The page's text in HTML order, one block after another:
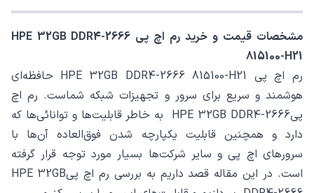
مشخصات قیمت و خرید رم اچ پی HPE 32GB DDR4-2666
815100-H21
رم اچ پی HPE 32GB DDR4-2666 815100-H21 حافظه‌ای
هوشمند و سریع برای سرور و تجهیزات شبکه شماست. رم اچ
پیHPE 32GB DDR4-2666 به خاطر قابلیت‌ها و توانائی‌ها که
دارد و همچنین قابلیت یکپارچه شدن فوق‌العاده آن‌ها با
سرورهای اچ پی و سایر شرکت‌ها بسیار مورد توجه قرار گرفته‌
است. در این مقاله قصد داریم به بررسی رم اچ پیHPE 32GB